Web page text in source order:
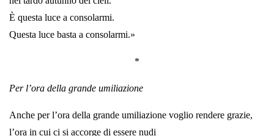
È questa luce a consolarmi.
Questa luce basta a consolarmi.»
*
Per l’ora della grande umiliazione
Anche per l’ora della grande umiliazione voglio rendere grazie,
l’ora in cui ci si accorge di essere nudi